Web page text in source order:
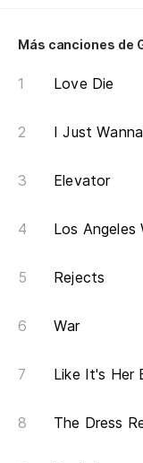
Más canciones de
Love Die
I Just
Elevator
Los Angeles
Rejects
War
Like It's Her
The Dress